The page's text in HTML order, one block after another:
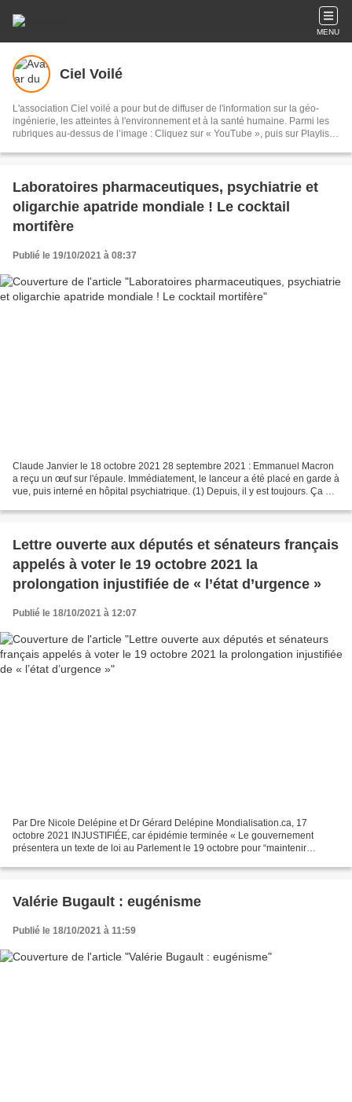
MENU
Ciel Voilé
L'association Ciel voilé a pour but de diffuser de l'information sur la géo-
ingénierie, les atteintes à l'environnement et à la santé humaine. Parmi les
rubriques au-dessus de l’image : Cliquez sur « YouTube », puis sur Playlists,
sur les chemtrails et la géo-ingénierie Cliquez sur « Articles scientifiques » :
pluie, sable, lichens, poils de bêtes, sang, air, filaments
Laboratoires pharmaceutiques, psychiatrie et
oligarchie apatride mondiale ! Le cocktail
mortifère
Publié le 19/10/2021 à 08:37
Claude Janvier le 18 octobre 2021 28 septembre 2021 : Emmanuel Macron
a reçu un œuf sur l'épaule. Immédiatement, le lanceur a été placé en garde à
vue, puis interné en hôpital psychiatrique. (1) Depuis, il y est toujours. Ça ne
Lettre ouverte aux députés et sénateurs français
appelés à voter le 19 octobre 2021 la
prolongation injustifiée de « l’état d’urgence »
Publié le 18/10/2021 à 12:07
Par Dre Nicole Delépine et Dr Gérard Delépine Mondialisation.ca, 17
octobre 2021 INJUSTIFIÉE, car épidémie terminée « Le gouvernement
présentera un texte de loi au Parlement le 19 octobre pour “maintenir
Valérie Bugault : eugénisme
Publié le 18/10/2021 à 11:59